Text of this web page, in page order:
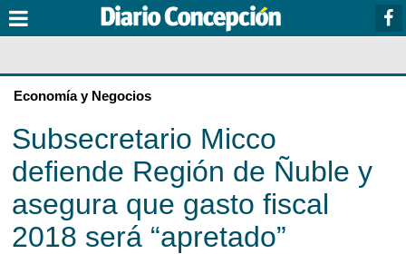
Economía y Negocios
Subsecretario Micco
defiende Región de Ñuble y
asegura que gasto fiscal
2018 será “apretado”